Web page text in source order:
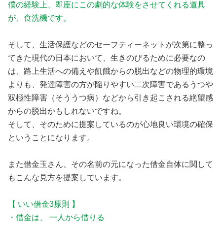
僕の経験上、即座にこの劇的な体験をさせてくれる道具
が、食洗機です。
そして、生活保護などのセーフティーネットが次第に整っ
てきた現代の日本において、生きのびるために必要なの
は、路上生活への備えや飢餓からの脱出などの物理的環境
よりも、発達障害の方が陥りやすい二次障害であるうつや
双極性障害（そううつ病）などから引き起こされる絶望感
からの脱出かもしれないですね。
そして、そのために提案しているのが心地良い環境の確保
ということになります。
また借金玉さん、その名前の元になった借金自体に関して
もこんな見方を提案しています。
【 いい借金3原則 】
・借金は、 一人から借りる